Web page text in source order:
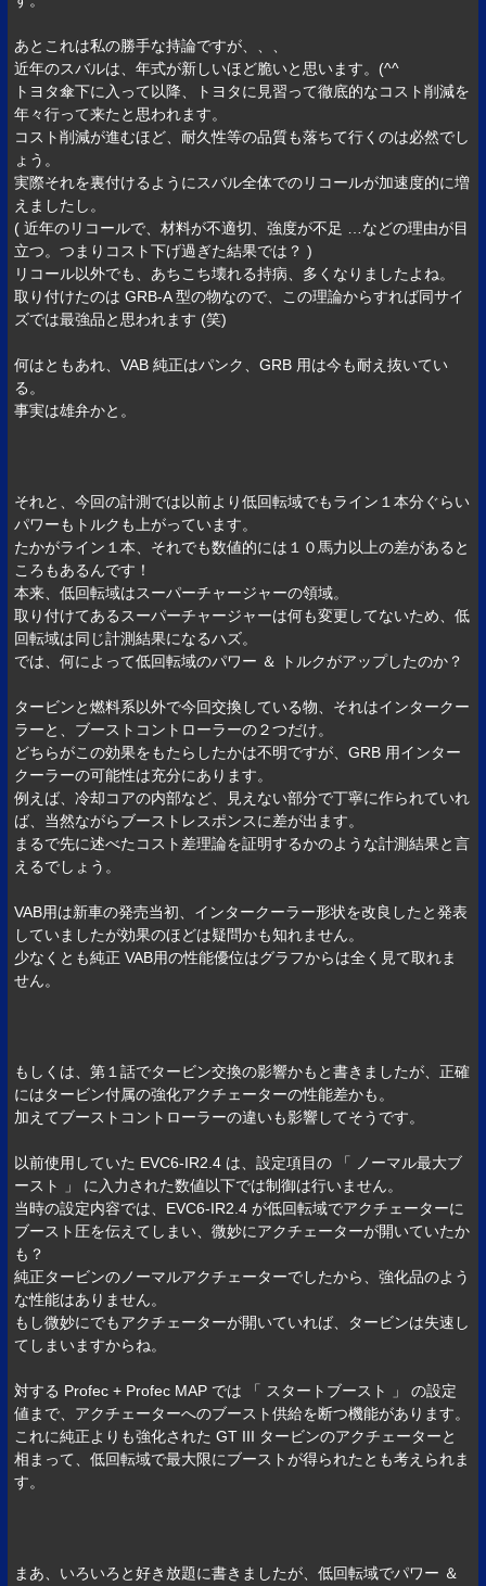
あとこれは私の勝手な持論ですが、、、
近年のスバルは、年式が新しいほど脆いと思います。(^^ゞ
トヨタ傘下に入って以降、トヨタに見習って徹底的なコスト削減を
年々行って来たと思われます。
コスト削減が進むほど、耐久性等の品質も落ちて行くのは必然でし
ょう。
実際それを裏付けるようにスバル全体でのリコールが加速度的に増
えましたし。
( 近年のリコールで、材料が不適切、強度が不足 …などの理由が目
立つ。つまりコスト下げ過ぎた結果では？ )
リコール以外でも、あちこち壊れる持病、多くなりましたよね。
取り付けたのは GRB-A 型の物なので、この理論からすれば同サイ
ズでは最強品と思われます (笑)
何はともあれ、VAB 純正はパンク、GRB 用は今も耐え抜いてい
る。
事実は雄弁かと。
それと、今回の計測では以前より低回転域でもライン１本分ぐらい
パワーもトルクも上がっています。
たかがライン１本、それでも数値的には１０馬力以上の差があると
ころもあるんです！
本来、低回転域はスーパーチャージャーの領域。
取り付けてあるスーパーチャージャーは何も変更してないため、低
回転域は同じ計測結果になるハズ。
では、何によって低回転域のパワー ＆ トルクがアップしたのか？
タービンと燃料系以外で今回交換している物、それはインタークー
ラーと、ブーストコントローラーの２つだけ。
どちらがこの効果をもたらしたかは不明ですが、GRB 用インター
クーラーの可能性は充分にあります。
例えば、冷却コアの内部など、見えない部分で丁寧に作られていれ
ば、当然ながらブーストレスポンスに差が出ます。
まるで先に述べたコスト差理論を証明するかのような計測結果と言
えるでしょう。
VAB用は新車の発売当初、インタークーラー形状を改良したと発表
していましたが効果のほどは疑問かも知れません。
少なくとも純正 VAB用の性能優位はグラフからは全く見て取れま
せん。
もしくは、第１話でタービン交換の影響かもと書きましたが、正確
にはタービン付属の強化アクチェーターの性能差かも。
加えてブーストコントローラーの違いも影響してそうです。
以前使用していた EVC6-IR2.4 は、設定項目の 「 ノーマル最大ブ
ースト 」 に入力された数値以下では制御は行いません。
当時の設定内容では、EVC6-IR2.4 が低回転域でアクチェーターに
ブースト圧を伝えてしまい、微妙にアクチェーターが開いていたか
も？
純正タービンのノーマルアクチェーターでしたから、強化品のよう
な性能はありません。
もし微妙にでもアクチェーターが開いていれば、タービンは失速し
てしまいますからね。
対する Profec + Profec MAP では 「 スタートブースト 」 の設定
値まで、アクチェーターへのブースト供給を断つ機能があります。
これに純正よりも強化された GT III タービンのアクチェーターと
相まって、低回転域で最大限にブーストが得られたとも考えられま
す。
まあ、いろいろと好き放題に書きましたが、低回転域でパワー ＆